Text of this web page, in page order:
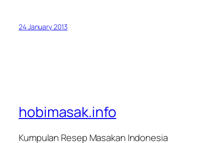
24 January 2013
hobimasak.info
Kumpulan Resep Masakan Indonesia